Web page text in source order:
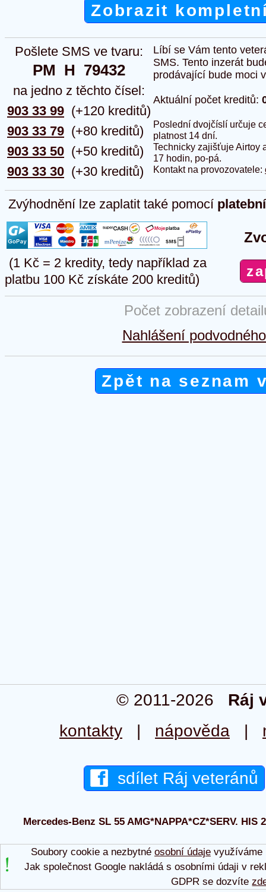
Zobrazit
Pošlete SMS ve tvaru:
PM  H  79432
na jedno z těchto čísel:
903 33 99
903 33 79
903 33 50
903 33 30
(+120 kreditů)
(+80 kreditů)
(+50 kreditů)
(+30 kreditů)
Líbí se Vám tento
SMS. Tento inzerát
prodávající bude moci
Aktuální počet kreditů:
Poslední dvojčíslí určuje
platnost 14 dní.
Technicky zajišťuje Airtoy
17 hodin, po-pá.
Kontakt na provozovatele:
Zvýhodnění lze zaplatit také pomocí
(1 Kč = 2 kredity, tedy například za
platbu 100 Kč získáte 200 kreditů)
Počet zobrazení
Nahlášení
Zpět na seznam
© 2011-2026 Ráj
kontakty | nápověda |
sdílet Ráj veteránů
Mercedes-Benz SL 55 AMG*NAPPA*CZ*SERV.
Soubory cookie a nezbytné osobní údajevyužíváme
Jak společnost Google nakládá s osobními údaji v
GDPR se dozvíte